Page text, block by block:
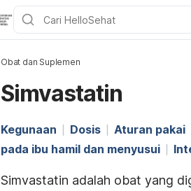
Obat dan Suplemen
Simvastatin
Kegunaan Dosis Aturan pakai
pada ibu hamil dan menyusui
Simvastatin adalah obat yang